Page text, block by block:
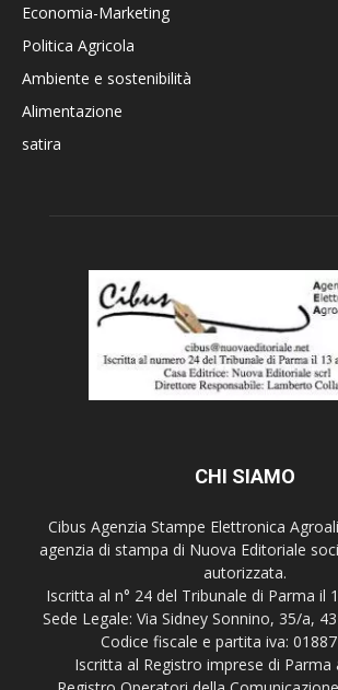
Economia-Marketing
Politica Agricola
Ambiente e sostenibilità
Alimentazione
satira
CHI SIAMO
Cibus Agenzia Stampe Elettronica
agenzia di stampa di Nuova Editoriale
autorizzata.
Iscritta al n° 24 del Tribunale di Parma il
Sede Legale: Via Sidney Sonnino, 35/a,
Codice fiscale e partita iva:
Iscritta al Registro imprese di Parma